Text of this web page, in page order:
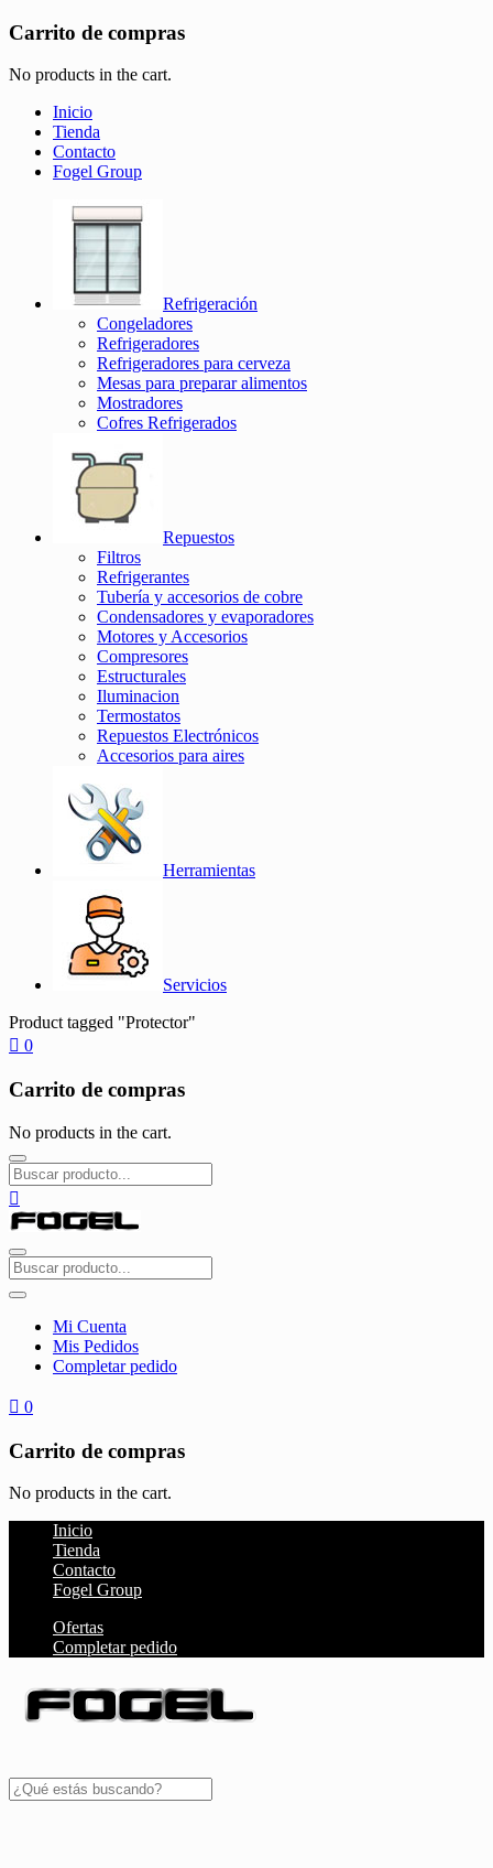
Carrito de compras
No products in the cart.
Inicio
Tienda
Contacto
Fogel Group
Refrigeración
Congeladores
Refrigeradores
Refrigeradores para cerveza
Mesas para preparar alimentos
Mostradores
Cofres Refrigerados
Repuestos
Filtros
Refrigerantes
Tubería y accesorios de cobre
Condensadores y evaporadores
Motores y Accesorios
Compresores
Estructurales
Iluminacion
Termostatos
Repuestos Electrónicos
Accesorios para aires
Herramientas
Servicios
Product tagged "Protector"
0
Carrito de compras
No products in the cart.
Mi Cuenta
Mis Pedidos
Completar pedido
0
Carrito de compras
No products in the cart.
Inicio
Tienda
Contacto
Fogel Group
Ofertas
Completar pedido